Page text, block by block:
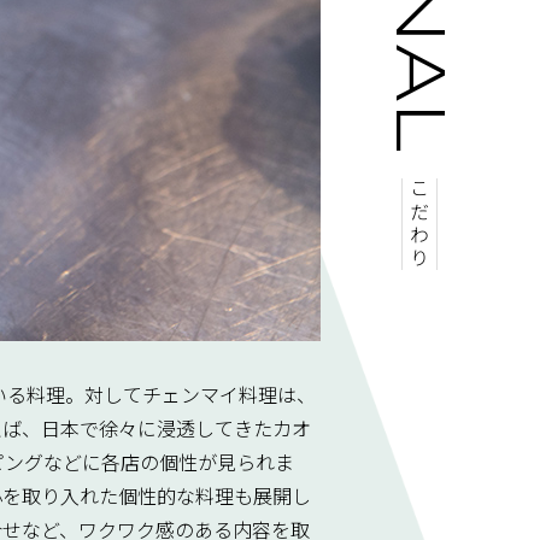
こだわり
料理。対してチェンマイ料理は、
、日本で徐々に浸透してきたカオ
グなどに各店の個性が見られま
取り入れた個性的な料理も展開し
など、ワクワク感のある内容を取